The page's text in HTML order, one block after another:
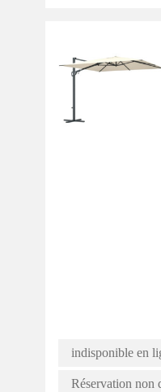
indisponible en
Réservation non